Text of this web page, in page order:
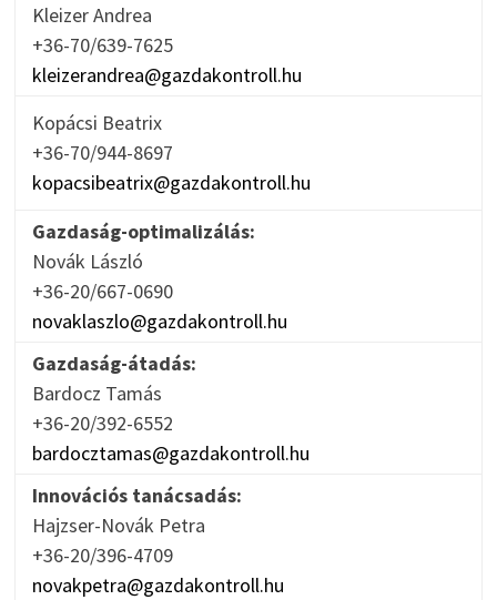
Kleizer Andrea
+36-70/639-7625
kleizerandrea@gazdakontroll.hu
Kopácsi Beatrix
+36-70/944-8697
kopacsibeatrix@gazdakontroll.hu
Gazdaság-optimalizálás:
Novák László
+36-20/667-0690
novaklaszlo@gazdakontroll.hu
Gazdaság-átadás:
Bardocz Tamás
+36-20/392-6552
bardocztamas@gazdakontroll.hu
Innovációs tanácsadás:
Hajzser-Novák Petra
+36-20/396-4709
novakpetra@gazdakontroll.hu